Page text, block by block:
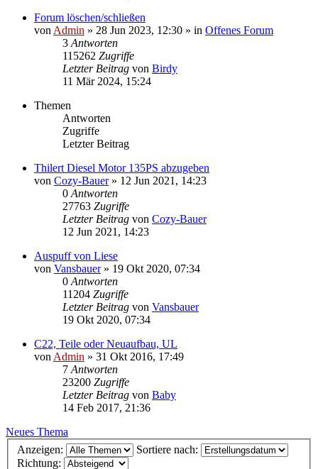
Forum löschen/schließen
von Admin » 28 Jun 2023, 12:30 » in Offenes Forum
3 Antworten
115262 Zugriffe
Letzter Beitrag von Birdy
11 Mär 2024, 15:24
Themen
Antworten
Zugriffe
Letzter Beitrag
Thilert Diesel Motor 135PS abzugeben
von Cozy-Bauer» 12 Jun 2021, 14:23
0 Antworten
27763 Zugriffe
Letzter Beitrag von Cozy-Bauer
12 Jun 2021, 14:23
Auspuff von Liese
von Vansbauer» 19 Okt 2020, 07:34
0 Antworten
11204 Zugriffe
Letzter Beitrag von Vansbauer
19 Okt 2020, 07:34
C22, Teile oder Neuaufbau, UL
von Admin » 31 Okt 2016, 17:49
7 Antworten
23200 Zugriffe
Letzter Beitrag von Baby
14 Feb 2017, 21:36
Neues Thema
Anzeigen:
Sortiere nach:
Richtung: